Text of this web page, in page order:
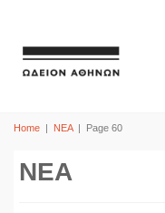
Home | ΝΕΑ | Page 60
ΝΕΑ